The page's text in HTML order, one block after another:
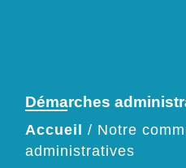
Démarches
Accueil / Notre
administratives